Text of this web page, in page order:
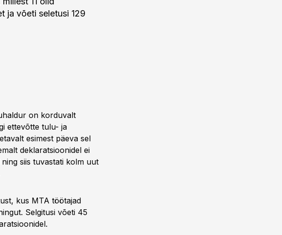
ja võeti seletusi 129
on korduvalt
ettevõtte tulu- ja
esimest päeva sel
deklaratsioonidel ei
siis tuvastati kolm uut
kus MTA töötajad
Selgitusi võeti 45